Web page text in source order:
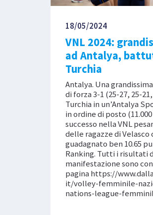
18/05/2024
VNL 2024:
ad Antalya,
Turchia
Antalya. Una
di forza 3-1 (25-27, 25-
Turchia in un’Antalya
in ordine di posto
successo nella VNL
delle ragazze di Velasco
guadagnato ben 10.65
Ranking. Tutti i risultati
manifestazione sono
pagina https://
it/volley-femminile-
nations-league-